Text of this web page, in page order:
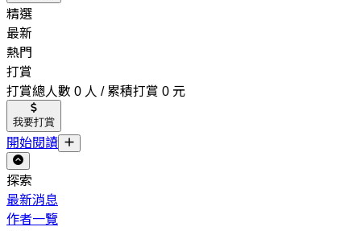
精選
最新
熱門
打賞
打賞總人數 0 人 / 累積打賞 0 元
我要打賞
開始閱讀
探索
最新消息
作者一覽